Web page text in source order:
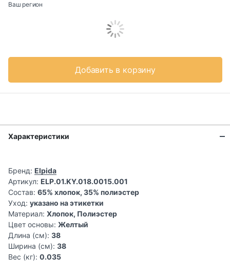
Ваш регион
Добавить в корзину
Характеристики
Бренд: Elpida
Артикул: ELP.01.KY.018.0015.001
Состав: 65% хлопок, 35% полиэстер
Уход: указано на этикетки
Материал: Хлопок, Полиэстер
Цвет основы: Желтый
Длина (см): 38
Ширина (см): 38
Вес (кг): 0.035